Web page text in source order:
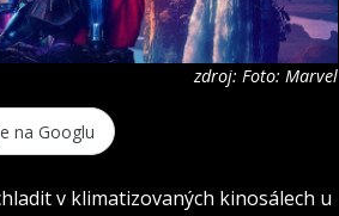
zdroj: Foto: Marvel
na Googlu
v klimatizovaných kinosálech u